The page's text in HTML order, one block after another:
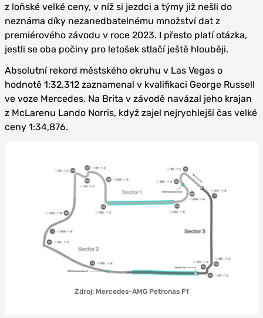
z loňské velké ceny, v níž si jezdci a týmy již nešli do
neznáma díky nezanedbatelnému množství dat z
premiérového závodu v roce 2023. I přesto platí otázka,
jestli se oba počiny pro letošek stlačí ještě hlouběji.
Absolutní rekord městského okruhu v Las Vegas o
hodnotě 1:32,312 zaznamenal v kvalifikaci George Russell
ve voze Mercedes. Na Brita v závodě navázal jeho krajan
z McLarenu Lando Norris, když zajel nejrychlejší čas velké
ceny 1:34,876.
Zdroj: Mercedes-AMG Petronas F1